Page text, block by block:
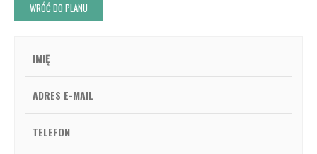
WRÓĆ DO PLANU